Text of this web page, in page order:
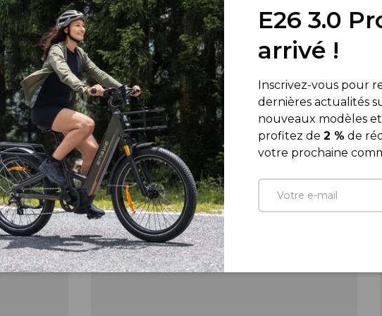
E26 3.0
arrivé !
Inscrivez-vous pour
dernières actualités
nouveaux modèles
profitez de 2 % de
votre prochaine